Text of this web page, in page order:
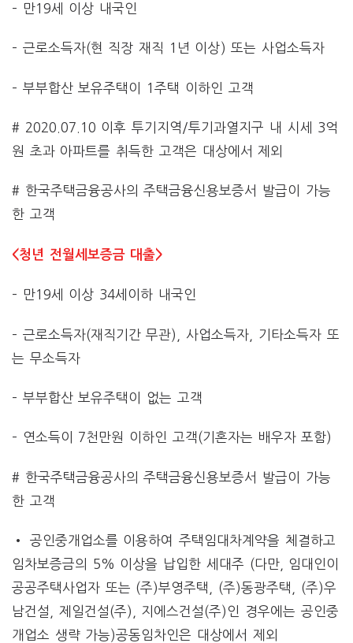
– 만19세 이상 내국인
– 근로소득자(현 직장 재직 1년 이상) 또는 사업소득자
– 부부합산 보유주택이 1주택 이하인 고객
# 2020.07.10 이후 투기지역/투기과열지구 내 시세 3억
원 초과 아파트를 취득한 고객은 대상에서 제외
# 한국주택금융공사의 주택금융신용보증서 발급이 가능
한 고객
<청년 전월세보증금 대출>
– 만19세 이상 34세이하 내국인
– 근로소득자(재직기간 무관), 사업소득자, 기타소득자 또
는 무소득자
– 부부합산 보유주택이 없는 고객
– 연소득이 7천만원 이하인 고객(기혼자는 배우자 포함)
# 한국주택금융공사의 주택금융신용보증서 발급이 가능
한 고객
• 공인중개업소를 이용하여 주택임대차계약을 체결하고
임차보증금의 5% 이상을 납입한 세대주 (다만, 임대인이
공공주택사업자 또는 (주)부영주택, (주)동광주택, (주)우
남건설, 제일건설(주), 지에스건설(주)인 경우에는 공인중
개업소 생략 가능)공동임차인은 대상에서 제외